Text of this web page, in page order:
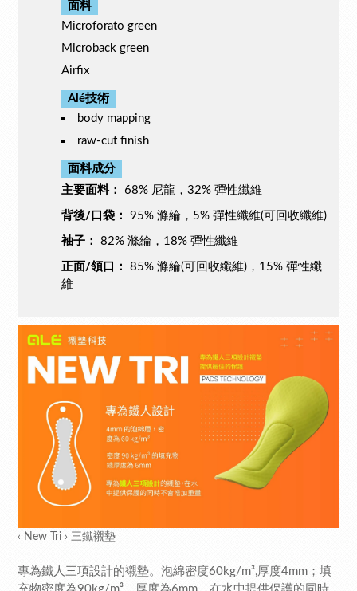
面料
Microforato green
Microback green
Airfix
Alé技術
body mapping
raw-cut finish
面料成分
主要面料：
68% 尼龍，32% 彈性纖維
背後/口袋： 95% 滌綸，5% 彈性纖維(可回收纖維)
袖子： 82% 滌綸，18% 彈性纖維
正面/領口：
85% 滌綸(可回收纖維)，15% 彈性纖
維
‹ New Tri › 三鐵襯墊
專為鐵人三項設計的襯墊。泡綿密度60kg/m³,厚度4mm；填